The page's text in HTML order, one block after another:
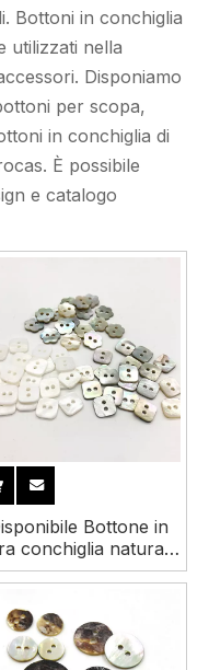
Bottoni in conchiglia
utilizzati nella
Disponiamo
per scopa,
in conchiglia di
È possibile
e catalogo
Bottone in
conchiglia naturale
di cuore ovale
forma di fiore
all'ingrosso
per camicia